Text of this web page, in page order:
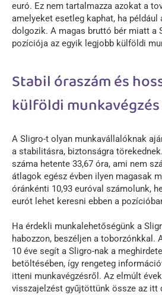
euró. Ez nem tartalmazza azokat a
amelyeket esetleg kaphat, ha
dolgozik. A magas bruttó bér miatt a
pozíciója az egyik legjobb külföldi
Stabil óraszám és
külföldi
A Sligro-t olyan munkavállalóknak
a stabilitásra, biztonságra
száma hetente 33,67 óra, ami nem
átlagok egész évben ilyen magasak
óránkénti 10,93 euróval számolunk,
eurót lehet keresni ebben a
Ha érdekli munkalehetőségünk a
habozzon, beszéljen a toborzónkkal.
10 éve segít a Sligro-nak a
betöltésében, így rengeteg
itteni munkavégzésről. Az elmúlt
visszajelzést gyűjtöttünk össze az itt